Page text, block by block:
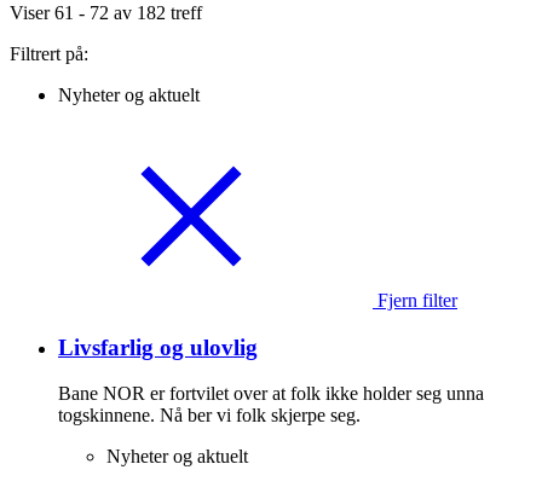
Viser61 - 72 av 182 treff
Filtrert på:
Nyheter og aktuelt
Fjern filter
Livsfarlig og ulovlig
Bane NOR er fortvilet over at folk ikke holder seg unna
togskinnene. Nå ber vi folk skjerpe seg.
Nyheter og aktuelt